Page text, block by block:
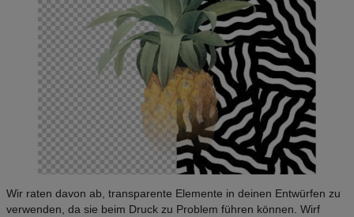
Wir raten davon ab, transparente Elemente in deinen Entwürfen zu
verwenden, da sie beim Druck zu Problem führen können. Wirf